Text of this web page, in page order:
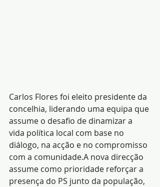
Carlos Flores foi eleito presidente da
concelhia, liderando uma equipa que
assume o desafio de dinamizar a
vida política local com base no
diálogo, na acção e no compromisso
com a comunidade.A nova direcção
assume como prioridade reforçar a
presença do PS junto da população,